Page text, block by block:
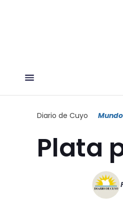
Diario de Cuyo Mundo
Plata